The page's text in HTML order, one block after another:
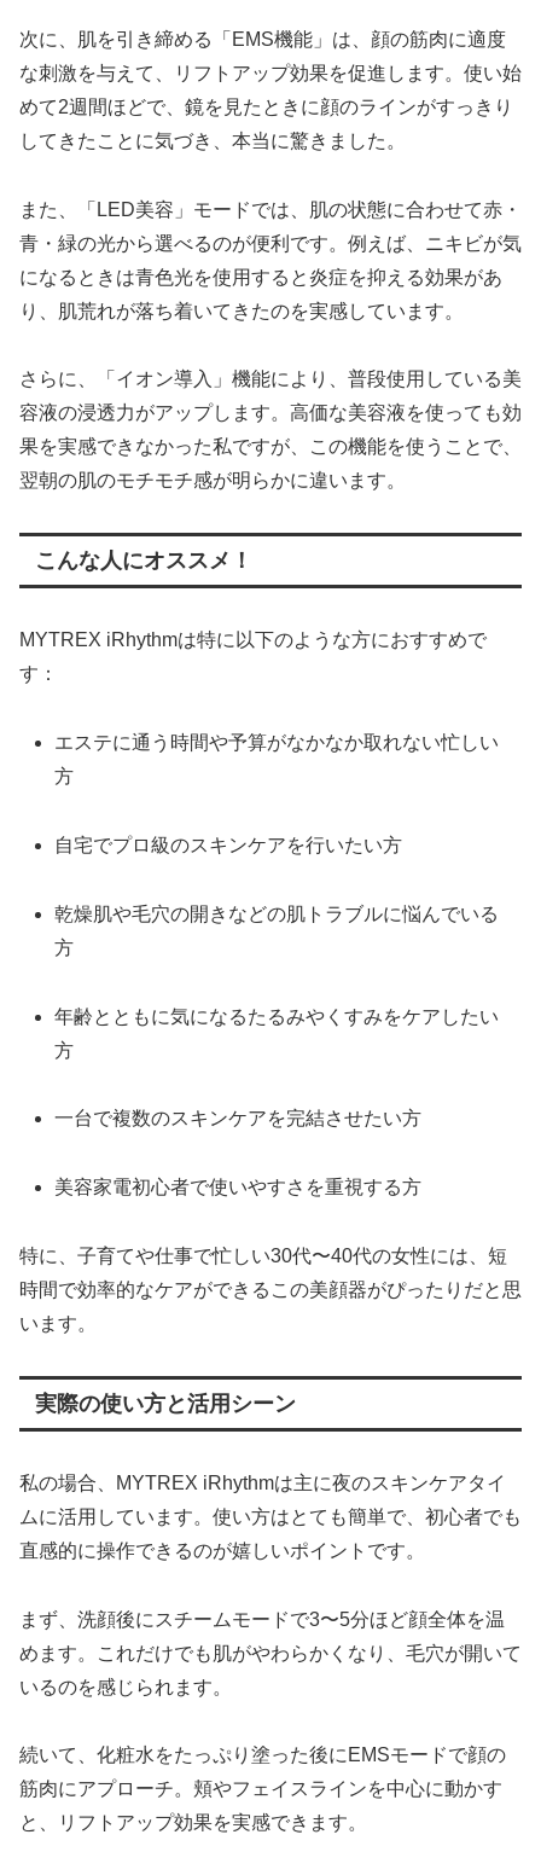
次に、肌を引き締める「EMS機能」は、顔の筋肉に適度
な刺激を与えて、リフトアップ効果を促進します。使い始
めて2週間ほどで、鏡を見たときに顔のラインがすっきり
してきたことに気づき、本当に驚きました。
また、「LED美容」モードでは、肌の状態に合わせて赤・
青・緑の光から選べるのが便利です。例えば、ニキビが気
になるときは青色光を使用すると炎症を抑える効果があ
り、肌荒れが落ち着いてきたのを実感しています。
さらに、「イオン導入」機能により、普段使用している美
容液の浸透力がアップします。高価な美容液を使っても効
果を実感できなかった私ですが、この機能を使うことで、
翌朝の肌のモチモチ感が明らかに違います。
こんな人にオススメ！
MYTREX iRhythmは特に以下のような方におすすめで
す：
エステに通う時間や予算がなかなか取れない忙しい
方
自宅でプロ級のスキンケアを行いたい方
乾燥肌や毛穴の開きなどの肌トラブルに悩んでいる
方
年齢とともに気になるたるみやくすみをケアしたい
方
一台で複数のスキンケアを完結させたい方
美容家電初心者で使いやすさを重視する方
特に、子育てや仕事で忙しい30代〜40代の女性には、短
時間で効率的なケアができるこの美顔器がぴったりだと思
います。
実際の使い方と活用シーン
私の場合、MYTREX iRhythmは主に夜のスキンケアタイ
ムに活用しています。使い方はとても簡単で、初心者でも
直感的に操作できるのが嬉しいポイントです。
まず、洗顔後にスチームモードで3〜5分ほど顔全体を温
めます。これだけでも肌がやわらかくなり、毛穴が開いて
いるのを感じられます。
続いて、化粧水をたっぷり塗った後にEMSモードで顔の
筋肉にアプローチ。頬やフェイスラインを中心に動かす
と、リフトアップ効果を実感できます。